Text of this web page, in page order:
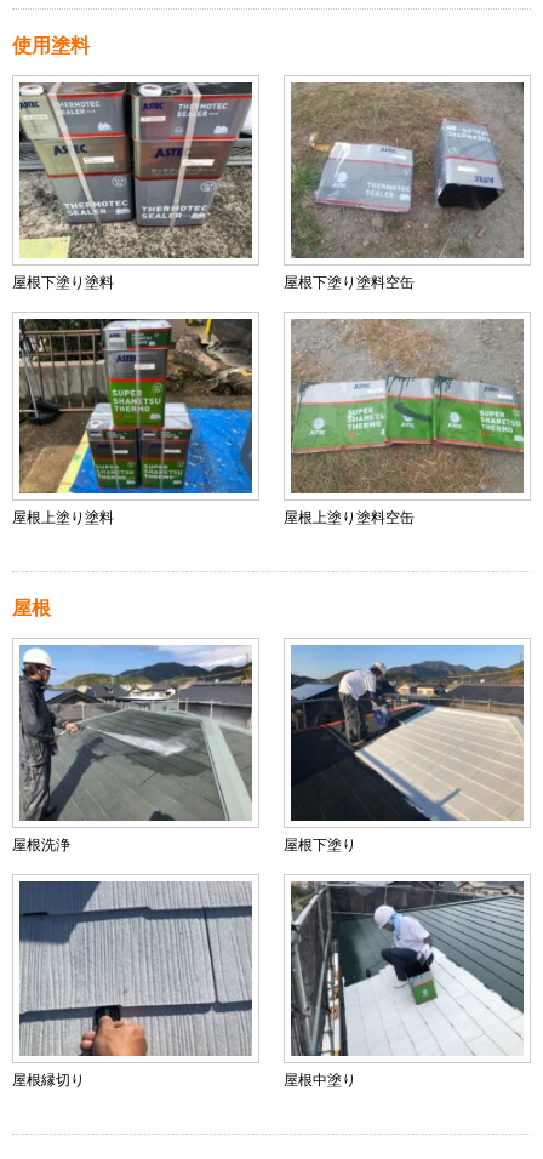
使用塗料
屋根下塗り塗料 屋根下塗り塗料空缶
屋根上塗り塗料 屋根上塗り塗料空缶
屋根
屋根洗浄 屋根下塗り
屋根縁切り 屋根中塗り